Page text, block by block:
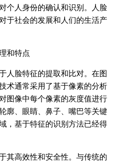
个人身份的确认和识别。人脸
于社会的发展和人们的生活产
和特点
人脸特征的提取和比对。在图
术通常采用了基于像素的分析
图像中每个像素的灰度值进行
廓、眼睛、鼻子、嘴巴等关键
，基于特征的识别方法已经得
其高效性和安全性。与传统的